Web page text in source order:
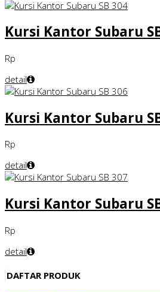
Kursi Kantor Subaru
Rp
detail
Kursi Kantor Subaru
Rp
detail
Kursi Kantor Subaru
Rp
detail
DAFTAR PRODUK